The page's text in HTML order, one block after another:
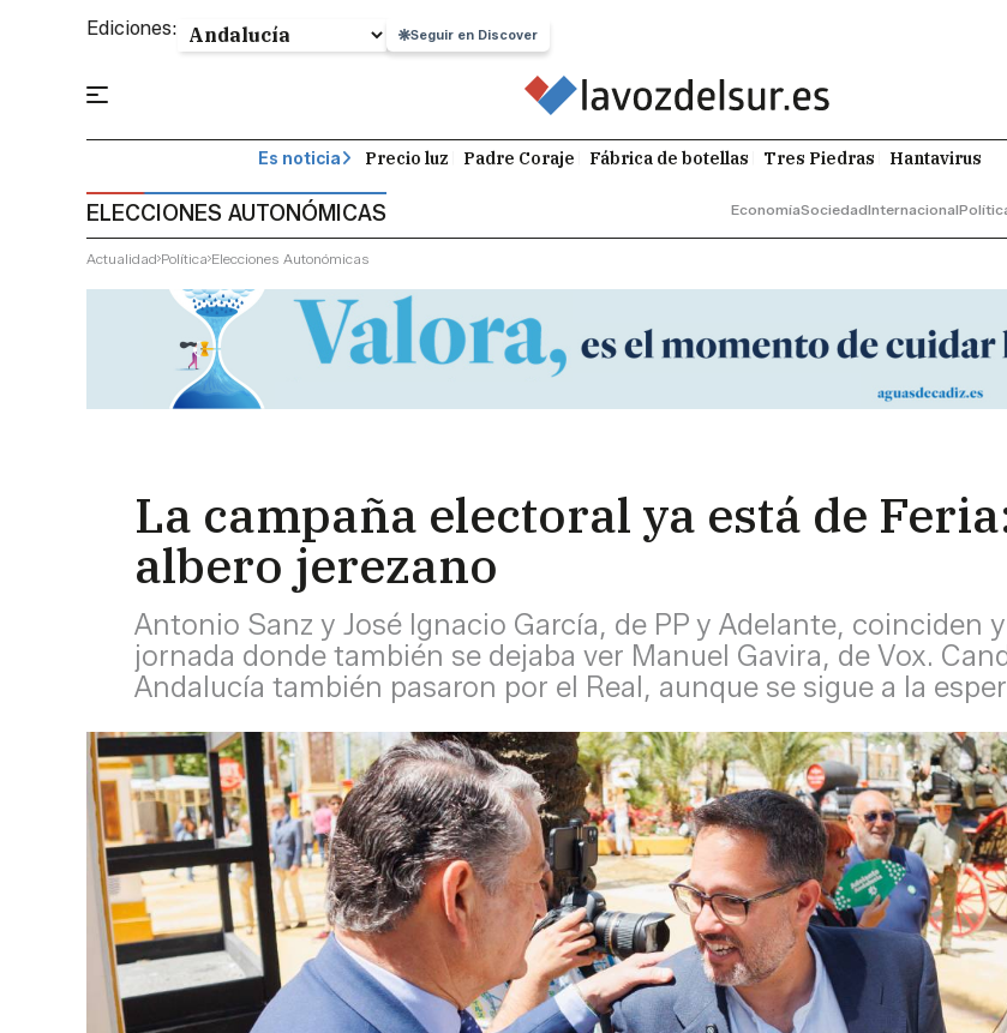
Ediciones: Seguir en Discover
Es noticia Precio luz Padre Coraje Fábrica de botellas Tres Piedras Hantavirus
ELECCIONES AUTONÓMICAS EconomíaSociedadInternacional
Actualidad Política Elecciones Autonómicas
La campaña electoral ya está de
albero jerezano
Antonio Sanz y José Ignacio García, de PP y Adelante, coinciden
jornada donde también se dejaba ver Manuel Gavira, de Vox.
Andalucía también pasaron por el Real, aunque se sigue a la